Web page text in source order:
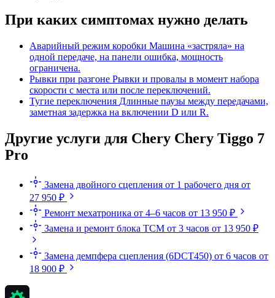
При каких симптомах нужно делать
Аварийный режим коробки Машина «застряла» на
одной передаче, на панели ошибка, мощность
ограничена.
Рывки при разгоне Рывки и провалы в момент набора
скорости с места или после переключений.
Тугие переключения Длинные паузы между передачами,
заметная задержка на включении D или R.
Другие услуги для Chery Chery Tiggo 7
Pro
Замена двойного сцепления от 1 рабочего дня от
27 950 ₽
Ремонт мехатроника от 4–6 часов от 13 950 ₽
Замена и ремонт блока TCM от 3 часов от 13 950 ₽
Замена демпфера сцепления (6DCT450) от 6 часов от
18 900 ₽